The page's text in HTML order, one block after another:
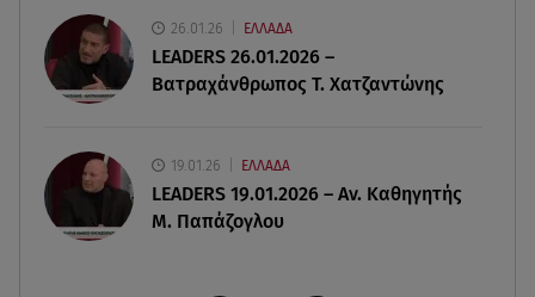
08.08.26 , 15:20
Δούκισσα Νομικού: Από τη Μύκονο «πετάχτηκε»
στη Γαλλική Πολυνησία!
26.01.26 ΕΛΛΑΔΑ
LEADERS 26.01.2026 –
Βατραχάνθρωπος Τ. Χατζαντώνης
19.01.26 ΕΛΛΑΔΑ
LEADERS 19.01.2026 – Αν. Καθηγητής
Μ. Παπάζογλου